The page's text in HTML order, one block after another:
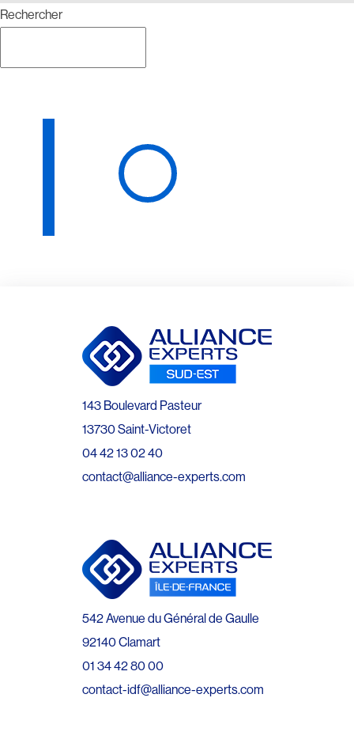
Rechercher
143 Boulevard Pasteur
13730 Saint-Victoret
04 42 13 02 40
contact@alliance-experts.com
542 Avenue du Général de Gaulle
92140 Clamart
01 34 42 80 00
contact-idf@alliance-experts.com